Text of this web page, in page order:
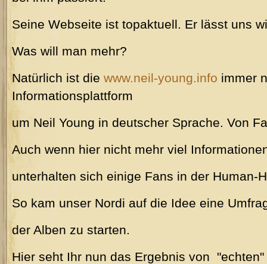
Seine Webseite ist topaktuell. Er lässt uns
Was will man mehr?
Natürlich ist die www.neil-young.info immer
Informationsplattform
um Neil Young in deutscher Sprache. Von
Auch wenn hier nicht mehr viel
unterhalten sich einige Fans in der Human-
So kam unser Nordi auf die Idee eine
der Alben zu starten.
Hier seht Ihr nun das Ergebnis von "echten"